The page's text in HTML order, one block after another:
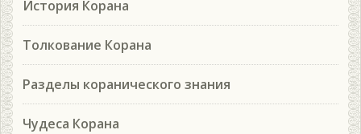
История Корана
Толкование Корана
Разделы коранического знания
Чудеса Корана